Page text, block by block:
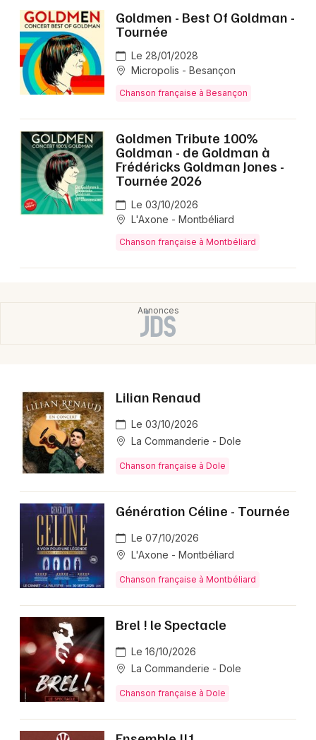
Goldmen - Best Of Goldman -
Tournée
Le 28/01/2028
Micropolis - Besançon
Chanson française à Besançon
Goldmen Tribute 100%
Goldman - de Goldman à
Frédéricks Goldman Jones -
Tournée 2026
Le 03/10/2026
L'Axone - Montbéliard
Chanson française à Montbéliard
Lilian Renaud
Le 03/10/2026
La Commanderie - Dole
Chanson française à Dole
Génération Céline - Tournée
Le 07/10/2026
L'Axone - Montbéliard
Chanson française à Montbéliard
Brel ! le Spectacle
Le 16/10/2026
La Commanderie - Dole
Chanson française à Dole